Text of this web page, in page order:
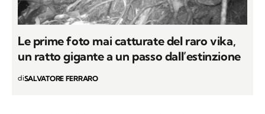
Le prime foto mai catturate del raro vika,
un ratto gigante a un passo dall’estinzione
diSALVATORE FERRARO